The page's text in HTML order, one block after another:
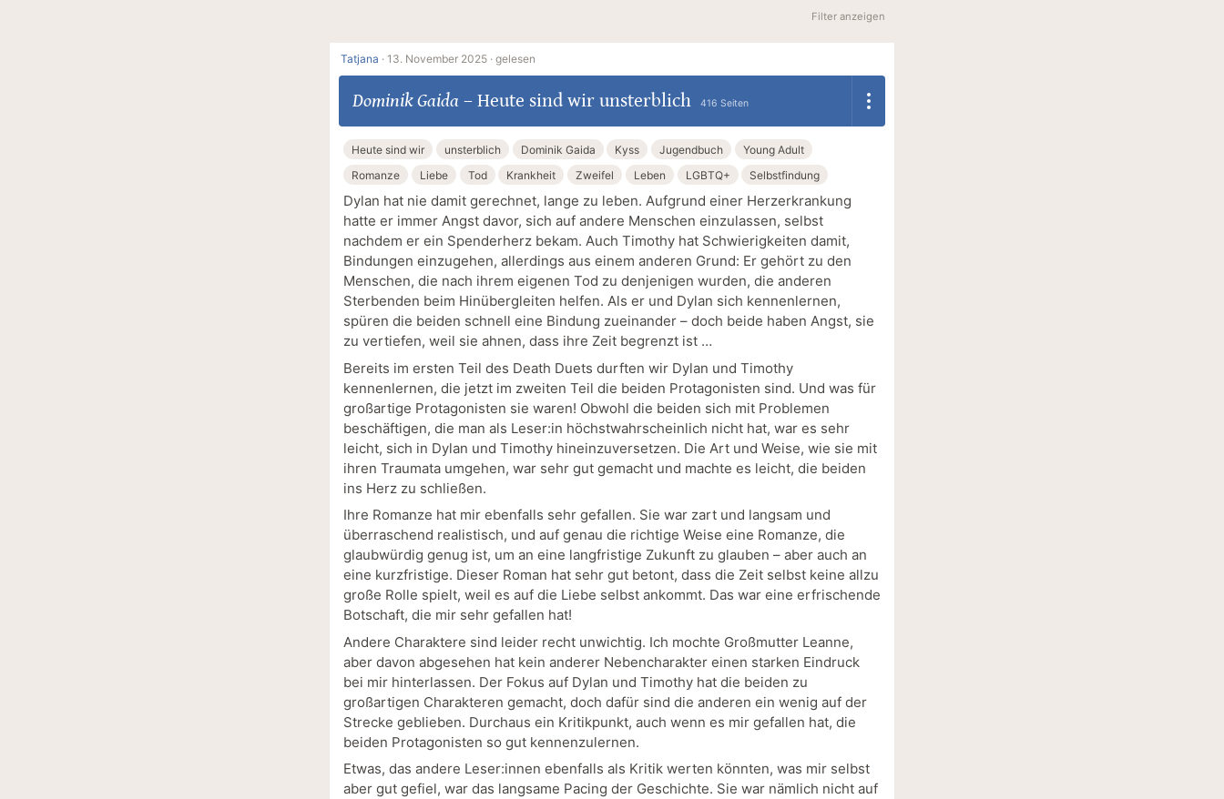
Filter anzeigen
Tatjana · 13. November 2025 · gelesen
Dominik Gaida – Heute sind wir unsterblich 416 Seiten
Heute sind wir unsterblich Dominik Gaida Kyss Jugendbuch
Young Adult
Romanze
Liebe Tod Krankheit Zweifel Leben LGBTQ+ Selbstfindung
Dylan hat nie damit gerechnet, lange zu leben. Aufgrund einer Herzerkrankung
hatte er immer Angst davor, sich auf andere Menschen einzulassen, selbst
nachdem er ein Spenderherz bekam. Auch Timothy hat Schwierigkeiten damit,
Bindungen einzugehen, allerdings aus einem anderen Grund: Er gehört zu den
Menschen, die nach ihrem eigenen Tod zu denjenigen wurden, die anderen
Sterbenden beim Hinübergleiten helfen. Als er und Dylan sich kennenlernen,
spüren die beiden schnell eine Bindung zueinander – doch beide haben Angst, sie
zu vertiefen, weil sie ahnen, dass ihre Zeit begrenzt ist …
Bereits im ersten Teil des Death Duets durften wir Dylan und Timothy
kennenlernen, die jetzt im zweiten Teil die beiden Protagonisten sind. Und was für
großartige Protagonisten sie waren! Obwohl die beiden sich mit Problemen
beschäftigen, die man als Leser:in höchstwahrscheinlich nicht hat, war es sehr
leicht, sich in Dylan und Timothy hineinzuversetzen. Die Art und Weise, wie sie mit
ihren Traumata umgehen, war sehr gut gemacht und machte es leicht, die beiden
ins Herz zu schließen.
Ihre Romanze hat mir ebenfalls sehr gefallen. Sie war zart und langsam und
überraschend realistisch, und auf genau die richtige Weise eine Romanze, die
glaubwürdig genug ist, um an eine langfristige Zukunft zu glauben – aber auch an
eine kurzfristige. Dieser Roman hat sehr gut betont, dass die Zeit selbst keine allzu
große Rolle spielt, weil es auf die Liebe selbst ankommt. Das war eine erfrischende
Botschaft, die mir sehr gefallen hat!
Andere Charaktere sind leider recht unwichtig. Ich mochte Großmutter Leanne,
aber davon abgesehen hat kein anderer Nebencharakter einen starken Eindruck
bei mir hinterlassen. Der Fokus auf Dylan und Timothy hat die beiden zu
großartigen Charakteren gemacht, doch dafür sind die anderen ein wenig auf der
Strecke geblieben. Durchaus ein Kritikpunkt, auch wenn es mir gefallen hat, die
beiden Protagonisten so gut kennenzulernen.
Etwas, das andere Leser:innen ebenfalls als Kritik werten könnten, was mir selbst
aber gut gefiel, war das langsame Pacing der Geschichte. Sie war nämlich nicht auf